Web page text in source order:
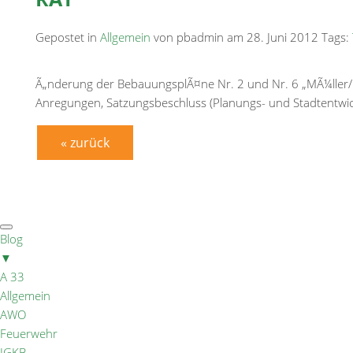
Gepostet in Allgemein von pbadmin am 28. Juni 2012 Tags:
Ã„nderung der BebauungsplÃ¤ne Nr. 2 und Nr. 6
Anregungen, Satzungsbeschluss (Planungs- und
« zurück
Blog
▼
A 33
Allgemein
AWO
Feuerwehr